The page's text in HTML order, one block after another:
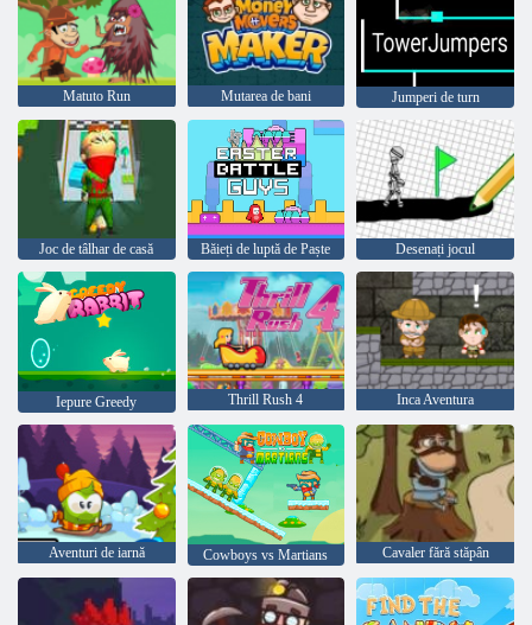
Matuto Run Mutarea de bani Jumperi de turn
Joc de tâlhar de casă Băieți de luptă de Paște Desenați jocul
Iepure Greedy Thrill Rush 4 Inca Aventura
Aventuri de iarnă Cowboys vs Martians Cavaler fără stăpân